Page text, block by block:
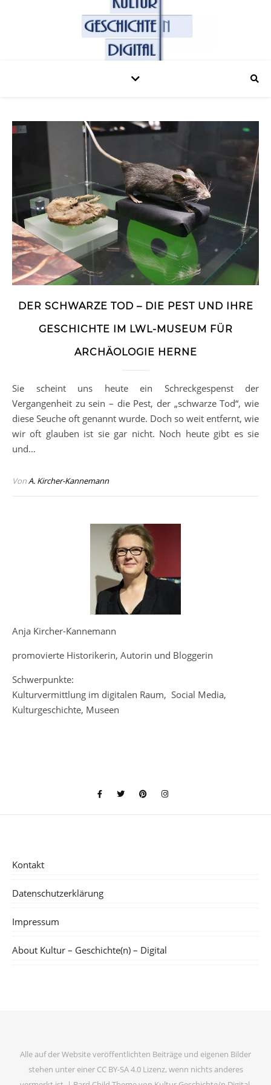
DER SCHWARZE TOD – DIE PEST UND IHRE
GESCHICHTE IM LWL-MUSEUM FÜR
ARCHÄOLOGIE HERNE
Sie scheint uns heute ein Schreckgespenst der
Vergangenheit zu sein – die Pest, der „schwarze Tod“, wie
diese Seuche oft genannt wurde. Doch so weit entfernt, wie
wir oft glauben ist sie gar nicht. Noch heute gibt es sie
und…
VonA. Kircher-Kannemann
Anja Kircher-Kannemann
promovierte Historikerin, Autorin und Bloggerin
Schwerpunkte:
Kulturvermittlung im digitalen Raum, Social Media,
Kulturgeschichte, Museen
Kontakt
Datenschutzerklärung
Impressum
About Kultur – Geschichte(n) – Digital
Alle auf der Website veröffentlichten Beiträge und eigenen Bilder
stehen unter einer CC BY-SA 4.0 Lizenz, wenn nichts anderes